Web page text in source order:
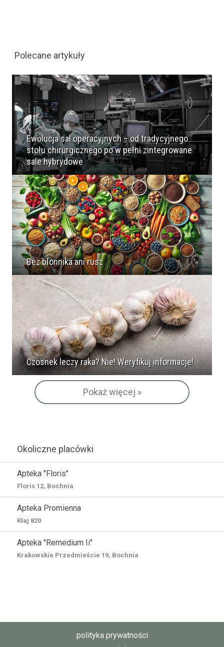
Polecane artykuły
Ewolucja sal operacyjnych – od tradycyjnego
stołu chirurgicznego po w pełni zintegrowane
sale hybrydowe
Bez błonnika ani rusz
Czosnek leczy raka? Nie! Weryfikuj informacje!
Pokaż więcej »
Okoliczne placówki
Apteka "Floris"
Floris 12, Bochnia
Apteka Promienna
Kłaj 820
Apteka "Remedium Ii"
Krakowskie Przedmieście 19, Bochnia
polityka prywatności